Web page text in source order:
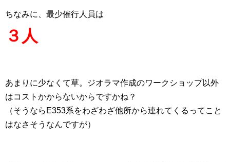
ちなみに、最少催行人員は
３人
あまりに少なくて草。ジオラマ作成のワークショップ以外
はコストかからないからですかね？
（そうならE353系をわざわざ他所から連れてくるってこと
はなさそうなんですが）